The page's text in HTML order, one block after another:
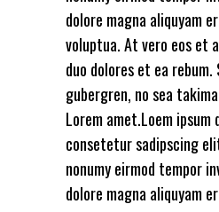
dolore magna aliquyam
voluptua. At vero eos et
duo dolores et ea
gubergren, no sea
Lorem amet.Loem
consetetur sadipscing
nonumy eirmod tempor
dolore magna aliquyam